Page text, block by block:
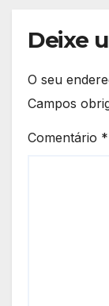
Deixe
O seu
Campos
Comentário *